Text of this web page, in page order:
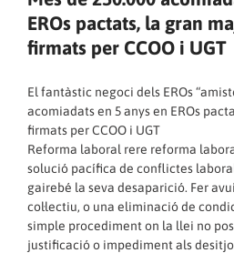
EROs pactats, la gran
firmats per CCOO i UGT
El fantàstic negoci dels EROs
acomiadats en 5 anys en EROs
firmats per CCOO i UGT
Reforma laboral rere reforma
solució pacífica de conflictes
gairebé la seva desaparició. Fer
col·lectiu, o una eliminació de
simple procediment on la llei no
justificació o impediment als